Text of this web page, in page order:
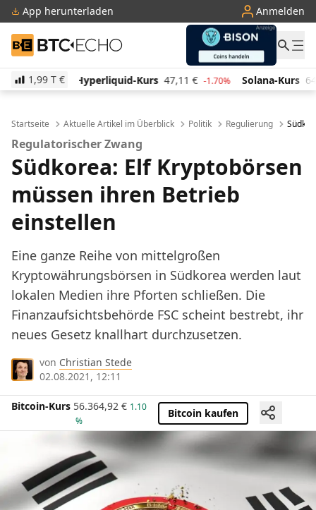
App herunterladen Anmelden
BTC-ECHO
1,99 T €
Kurs 47,11 € -1.70% Solana-Kurs 64,80 € 2.60% TRON-
Startseite Aktuelle Artikel im Überblick Politik Regulierung
Regulatorischer Zwang
Südkorea: Elf Kryptobörsen
müssen ihren Betrieb
einstellen
Eine ganze Reihe von mittelgroßen
Kryptowährungsbörsen in Südkorea werden laut
lokalen Medien ihre Pforten schließen. Die
Finanzaufsichtsbehörde FSC scheint bestrebt, ihr
neues Gesetz knallhart durchzusetzen.
von Christian Stede
02.08.2021, 12:11
Bitcoin-Kurs 56.364,92 € 1.10
%
Bitcoin kaufen